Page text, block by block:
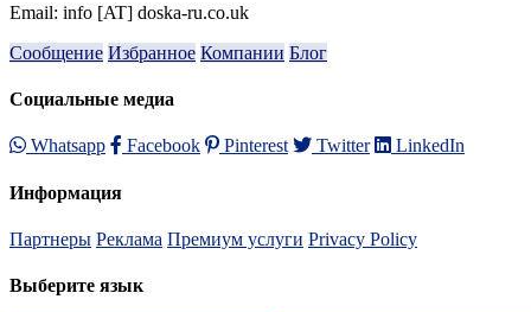
Email: info [AT] doska-ru.co.uk
Сообщение Избранное Компании Блог
Социальные медиа
Whatsapp Facebook Pinterest Twitter LinkedIn
Информация
Партнеры Реклама Премиум услуги Privacy Policy
Выберите язык